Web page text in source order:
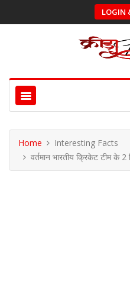
LOGIN
Home
Interesting Facts
वर्तमान भारतीय क्रिकेट टीम के